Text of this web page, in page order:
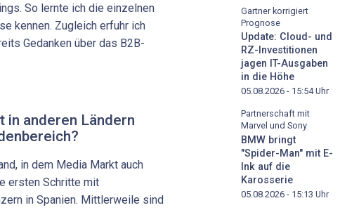
So lernte ich die einzelnen
kennen. Zugleich erfuhr ich
Gedanken über das B2B-
anderen Ländern
in dem Media Markt auch
ersten Schritte mit
in Spanien. Mittlerweile sind
Gartner korrigiert
Prognose
Update: Cloud- und
RZ-Investitionen
jagen IT-Ausgaben
in die Höhe
05.08.2026 - 15:54Uhr
Partnerschaft mit
Marvel und Sony
BMW bringt
"Spider-Man" mit E-
Ink auf die
Karosserie
05.08.2026 - 15:13 Uhr